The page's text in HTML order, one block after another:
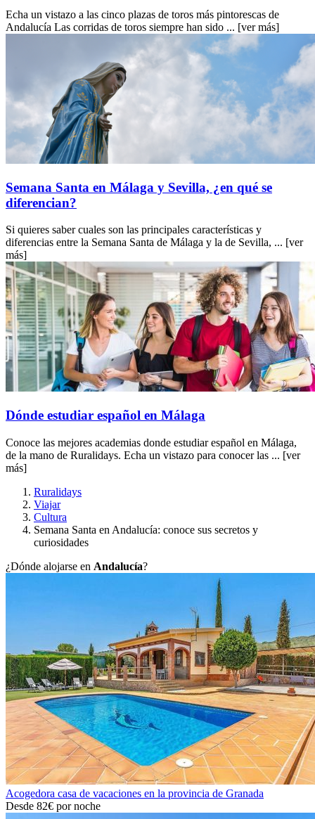
Echa un vistazo a las cinco plazas de toros más pintorescas de
Andalucía Las corridas de toros siempre han sido ... [ver más]
Semana Santa en Málaga y Sevilla, ¿en qué se
diferencian?
Si quieres saber cuales son las principales características y
diferencias entre la Semana Santa de Málaga y la de Sevilla, ... [ver
más]
Dónde estudiar español en Málaga
Conoce las mejores academias donde estudiar español en Málaga,
de la mano de Ruralidays. Echa un vistazo para conocer las ... [ver
más]
Ruralidays
Viajar
Cultura
Semana Santa en Andalucía: conoce sus secretos y
curiosidades
¿Dónde alojarse en Andalucía?
Acogedora casa de vacaciones en la provincia de Granada
Desde 82€ por noche